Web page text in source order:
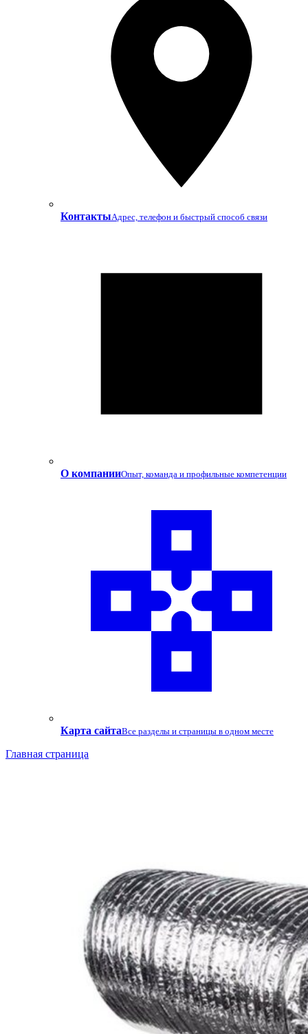
КонтактыАдрес, телефон и быстрый способ связи
О компанииОпыт, команда и профильные компетенции
Карта сайтаВсе разделы и страницы в одном месте
Главная страница